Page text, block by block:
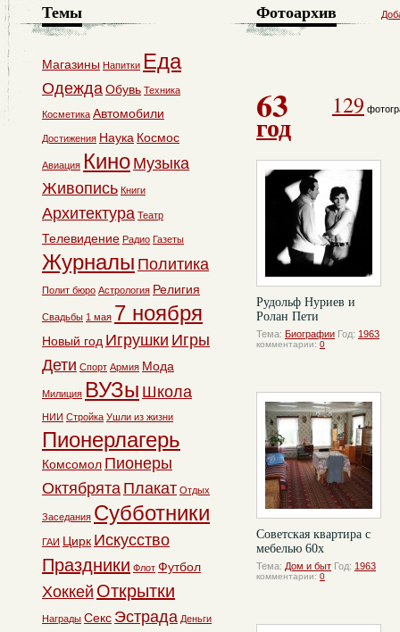
Фотоархив
63
год
129
Рудольф Нуриев и
Ролан Пети
Тема: Биографии Год: 1963
комментарии: 0
Советская квартира с
мебелью 60х
Тема: Дом и быт Год: 1963
комментарии: 0
Темы
Магазины Напитки Еда
ОдеждаОбувь Техника
Косметика Автомобили
Достижения Наука Космос
Авиация Кино Музыка
Живопись Книги
Архитектура Театр
Телевидение Радио Газеты
Журналы Политика
Полит бюро Астрология Религия
Свадьбы 1 мая 7 ноября
Новый год Игрушки Игры
Дети Спорт Армия Мода
Милиция ВУЗы Школа
НИИ Стройка Ушли из жизни
Пионерлагерь
Комсомол Пионеры
Октябрята Плакат Отдых
Заседания Субботники
ГАИ Цирк Искусство
Праздники Флот Футбол
Хоккей Открытки
Награды Секс Эстрада Деньги